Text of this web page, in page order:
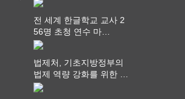
전 세계 한글학교 교사 2
56명 초청 연수 마
쳐...“수업은 더 깊게, 교
법제처, 기초지방정부의
법제 역량 강화를 위한 전
라권 현장설명회 개최